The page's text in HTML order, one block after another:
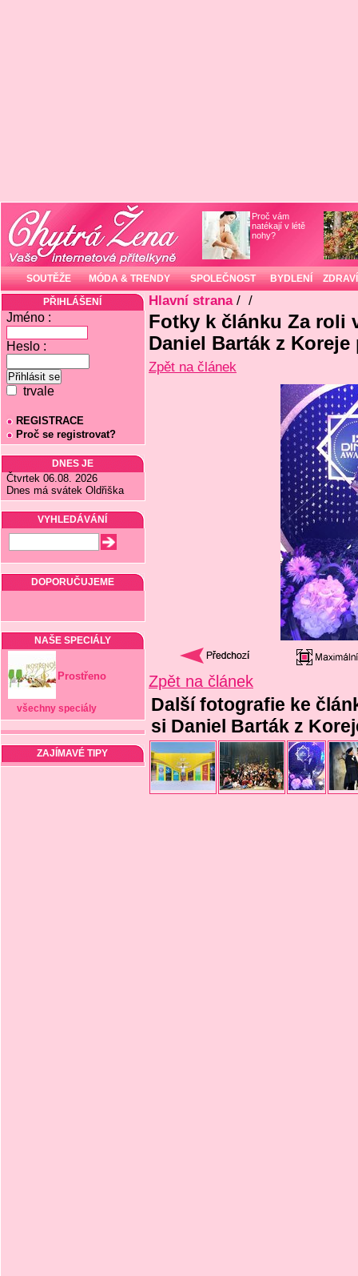
Proč vám
natékají v létě
nohy?
SOUTĚŽE MÓDA & TRENDY SPOLEČNOST BYDLENÍ ZDRAVÍ
PŘIHLÁŠENÍ
Jméno :
Heslo :
trvale
REGISTRACE
Proč se registrovat?
DNES JE
Čtvrtek 06.08. 2026
Dnes má svátek Oldřiška
VYHLEDÁVÁNÍ
DOPORUČUJEME
NAŠE SPECIÁLY
Prostřeno
všechny speciály
ZAJÍMAVÉ TIPY
Hlavní strana/ /
Fotky k článku Za roli
Daniel Barták z
Zpět na článek
Zpět na článek
Další fotografie ke
si Daniel Barták z